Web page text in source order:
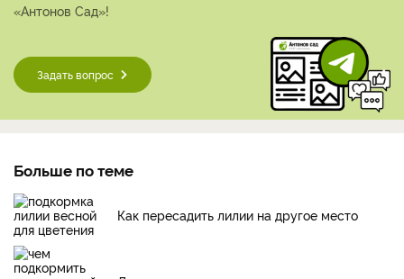
«Антонов Сад»!
Задать вопрос
Больше по теме
Как пересадить лилии на другое место